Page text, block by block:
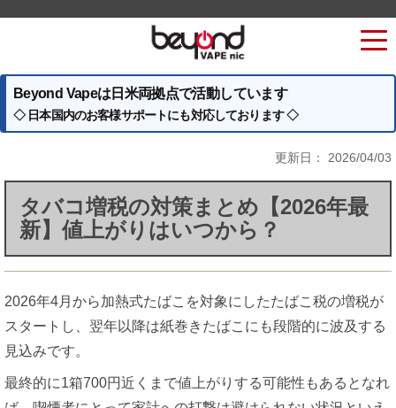
Beyond Vapeは日米両拠点で活動しています
◇ 日本国内のお客様サポートにも対応しております ◇
更新日： 2026/04/03
タバコ増税の対策まとめ【2026年最
新】値上がりはいつから？
2026年4月から加熱式たばこを対象にしたたばこ税の増税が
スタートし、翌年以降は紙巻きたばこにも段階的に波及する
見込みです。
最終的に1箱700円近くまで値上がりする可能性もあるとなれ